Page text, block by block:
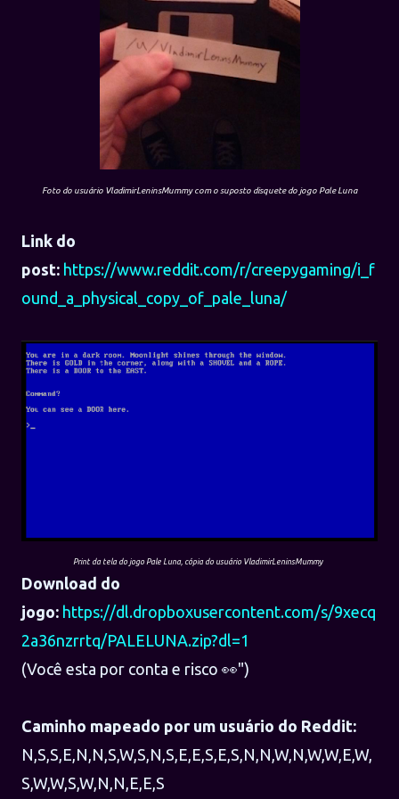
Foto do usuário VladimirLeninsMummy com o suposto disquete do jogo Pale Luna
Link do
post: https://www.reddit.com/r/creepygaming/i_f
ound_a_physical_copy_of_pale_luna/
Print da tela do jogo Pale Luna, cópia do usuário VladimirLeninsMummy
Download do
jogo: https://dl.dropboxusercontent.com/s/9xecq
2a36nzrrtq/PALELUNA.zip?dl=1
(Você esta por conta e risco 👀")
Caminho mapeado por um usuário do Reddit:
N,S,S,E,N,N,S,W,S,N,S,E,E,S,E,S,N,N,W,N,W,W,E,W,
S,W,W,S,W,N,N,E,E,S